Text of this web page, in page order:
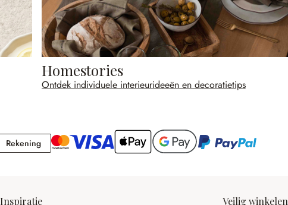
Homestories
Ontdek individuele interieurideeën en decoratietips
RekeningRekening
Inspiratie Veilig winkelen